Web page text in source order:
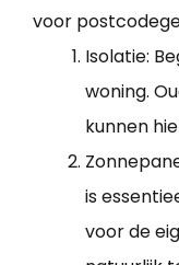
voor
Isolatie:
woning.
kunnen
is
voor de